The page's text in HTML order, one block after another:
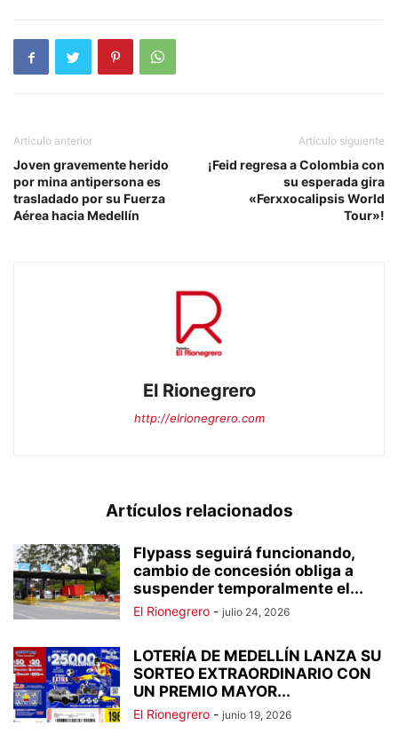
Artículo anterior
Joven gravemente herido
por mina antipersona es
trasladado por su Fuerza
Aérea hacia Medellín
Artículo siguiente
¡Feid regresa a Colombia con
su esperada gira
«Ferxxocalipsis World
Tour»!
El Rionegrero
http://elrionegrero.com
Artículos relacionados
Flypass seguirá funcionando,
cambio de concesión obliga a
suspender temporalmente el...
El Rionegrero - julio 24, 2026
LOTERÍA DE MEDELLÍN LANZA SU
SORTEO EXTRAORDINARIO CON
UN PREMIO MAYOR...
El Rionegrero - junio 19, 2026